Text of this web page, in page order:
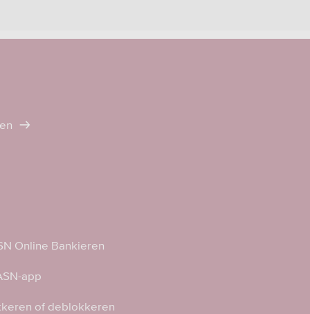
Online Bankieren
app
of deblokkeren